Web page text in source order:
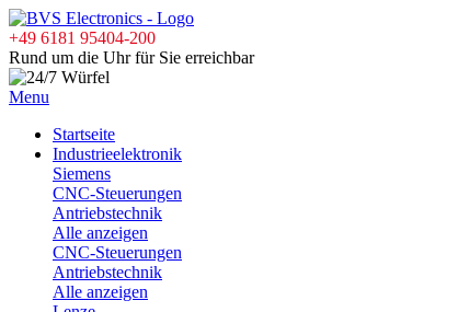
+49 6181 95404-200
Rund um die Uhr für Sie erreichbar
Menu
Startseite
Industrieelektronik
Siemens
CNC-Steuerungen
Antriebstechnik
Alle anzeigen
CNC-Steuerungen
Antriebstechnik
Alle anzeigen